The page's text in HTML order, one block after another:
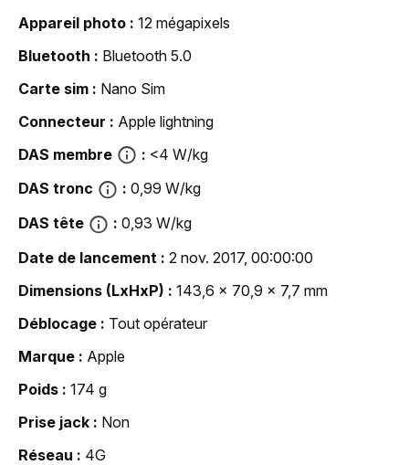
Appareil photo
12 mégapixels
Bluetooth
Bluetooth 5.0
Carte sim
Nano Sim
Connecteur
Apple lightning
DAS membre
<4 W/kg
DAS tronc
0,99 W/kg
DAS tête
0,93 W/kg
Date de lancement
2 nov. 2017, 00:00:00
Dimensions (LxHxP)
143,6 x 70,9 x 7,7 mm
Déblocage
Tout opérateur
Marque
Apple
Poids
174 g
Prise jack
Non
Réseau
4G